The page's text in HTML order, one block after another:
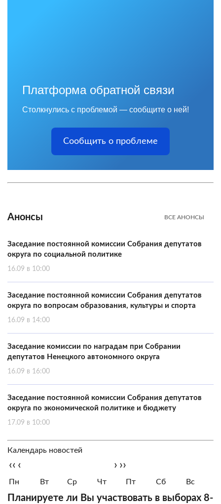
Платформа обратной связи
Столкнулись с проблемой — сообщите о ней!
Сообщить о проблеме
Анонсы ВСЕ АНОНСЫ
Заседание постоянной комиссии Собрания депутатов
округа по социальной политике
16.09 в 10:00
Заседание постоянной комиссии Собрания депутатов
округа по вопросам образования, культуры и спорта
16.09 в 14:00
Заседание комиссии по наградам при Собрании
депутатов Ненецкого автономного округа
16.09 в 16:00
Заседание постоянной комиссии Собрания депутатов
округа по экономической политике и бюджету
17.09 в 10:00
Календарь новостей
‹‹ ‹ › ››
Пн Вт Ср Чт Пт Сб Вс
Планируете ли Вы участвовать в выборах 8-